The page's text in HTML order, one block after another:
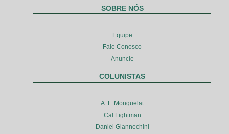
SOBRE NÓS
Equipe
Fale Conosco
Anuncie
COLUNISTAS
A. F. Monquelat
Cal Lightman
Daniel Giannechini